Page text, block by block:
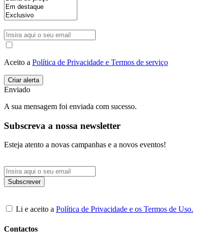
Aceito a Política de Privacidade e Termos de serviço
Enviado
A sua mensagem foi enviada com sucesso.
Subscreva a nossa newsletter
Esteja atento a novas campanhas e a novos eventos!
Li e aceito a Política de Privacidade e os Termos de Uso.
Contactos